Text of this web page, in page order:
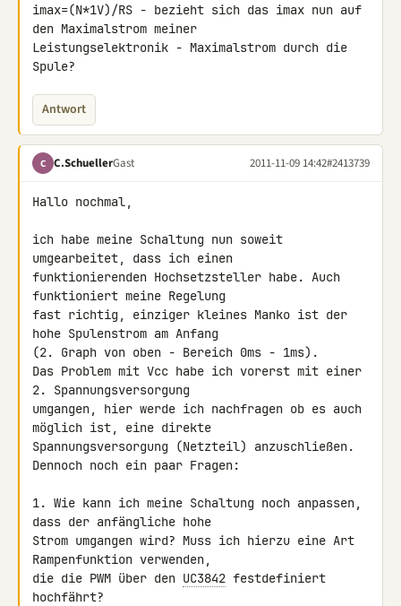
imax=(N*1V)/RS - bezieht sich das imax nun auf
den Maximalstrom meiner
Leistungselektronik - Maximalstrom durch die
Spule?
Antwort
C C.SchuellerGast 2011-11-09 14:42#2413739
Hallo nochmal,
ich habe meine Schaltung nun soweit
umgearbeitet, dass ich einen
funktionierenden Hochsetzsteller habe. Auch
funktioniert meine Regelung
fast richtig, einziger kleines Manko ist der
hohe Spulenstrom am Anfang
(2. Graph von oben - Bereich 0ms - 1ms).
Das Problem mit Vcc habe ich vorerst mit einer
2. Spannungsversorgung
umgangen, hier werde ich nachfragen ob es auch
möglich ist, eine direkte
Spannungsversorgung (Netzteil) anzuschließen.
Dennoch noch ein paar Fragen:
1. Wie kann ich meine Schaltung noch anpassen,
dass der anfängliche hohe
Strom umgangen wird? Muss ich hierzu eine Art
Rampenfunktion verwenden,
die die PWM über den UC3842 festdefiniert
hochfährt?